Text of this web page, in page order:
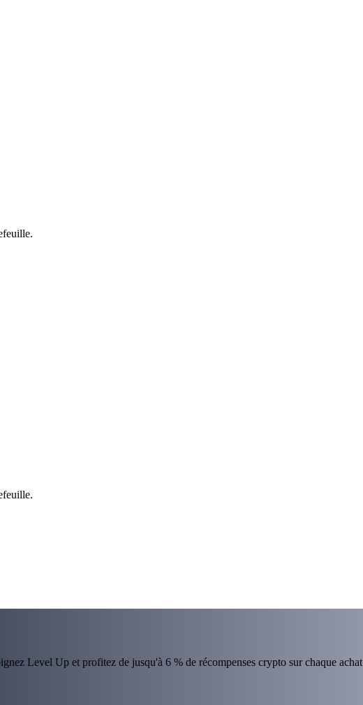
Level Up et profitez de jusqu'à 6 % de récompenses crypto sur chaque achat